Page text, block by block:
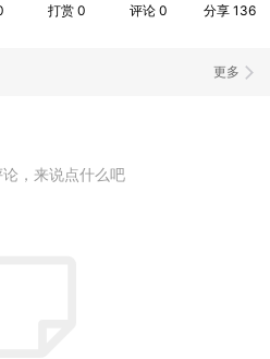
打赏 0 评论 0 分享 136
更多
，来说点什么吧